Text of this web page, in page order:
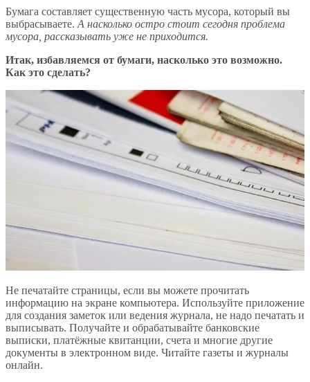
Бумага составляет существенную часть мусора, который вы
выбрасываете. А насколько остро стоит сегодня проблема
мусора, рассказывать уже не приходится.
Итак, избавляемся от бумаги, насколько это возможно.
Как это сделать?
Не печатайте страницы, если вы можете прочитать
информацию на экране компьютера. Используйте приложение
для создания заметок или ведения журнала, не надо печатать и
выписывать. Получайте и обрабатывайте банковские
выписки, платёжные квитанции, счета и многие другие
документы в электронном виде. Читайте газеты и журналы
онлайн.